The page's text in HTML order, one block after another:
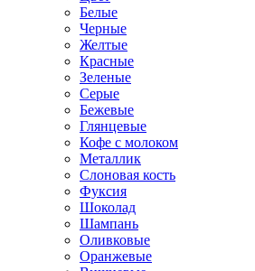
Белые
Черные
Желтые
Красные
Зеленые
Серые
Бежевые
Глянцевые
Кофе с молоком
Металлик
Слоновая кость
Фуксия
Шоколад
Шампань
Оливковые
Оранжевые